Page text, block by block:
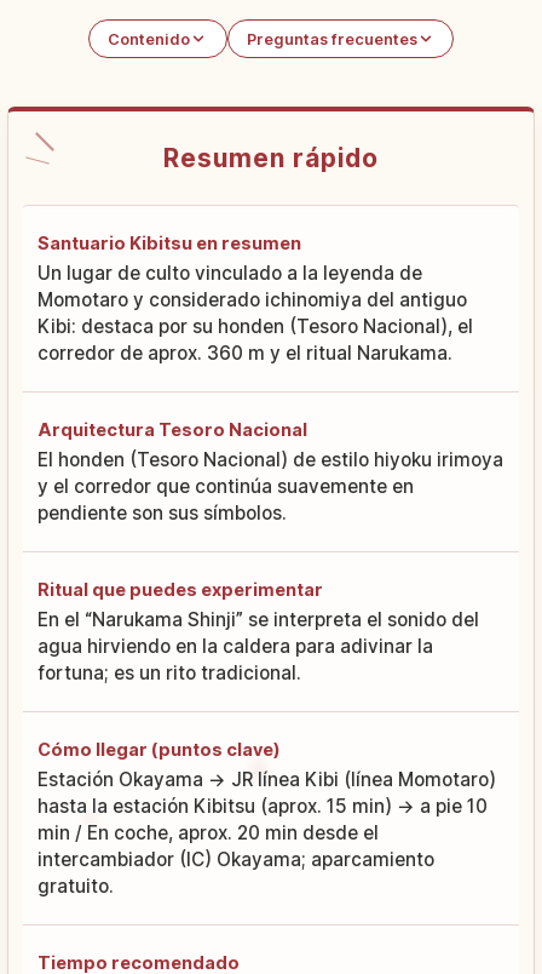
Contenido Preguntas frecuentes
Resumen rápido
Santuario Kibitsu en resumen
Un lugar de culto vinculado a la leyenda de
Momotaro y considerado ichinomiya del antiguo
Kibi: destaca por su honden (Tesoro Nacional), el
corredor de aprox. 360 m y el ritual Narukama.
Arquitectura Tesoro Nacional
El honden (Tesoro Nacional) de estilo hiyoku irimoya
y el corredor que continúa suavemente en
pendiente son sus símbolos.
Ritual que puedes experimentar
En el “Narukama Shinji” se interpreta el sonido del
agua hirviendo en la caldera para adivinar la
fortuna; es un rito tradicional.
Cómo llegar (puntos clave)
Estación Okayama → JR línea Kibi (línea Momotaro)
hasta la estación Kibitsu (aprox. 15 min) → a pie 10
min / En coche, aprox. 20 min desde el
intercambiador (IC) Okayama; aparcamiento
gratuito.
Tiempo recomendado